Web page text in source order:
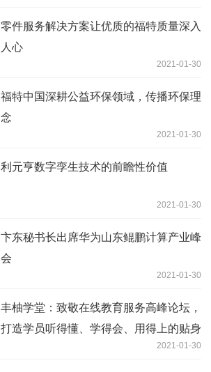
零件服务解决方案让优质的福特质量深入
人心
2021-01-30
福特中国深耕公益环保领域，传播环保理
念
2021-01-30
利元亨数字孪生技术的前瞻性价值
2021-01-30
卞东秘书长出席华为山东鲲鹏计算产业峰
会
2021-01-30
丰柚学堂：致敬在线教育服务高峰论坛，
打造学员听得懂、学得会、用得上的贴身
2021-01-30